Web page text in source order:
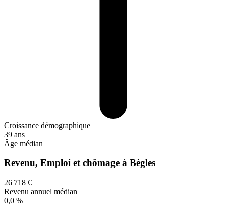
Croissance démographique
39 ans
Âge médian
Revenu, Emploi et chômage à Bègles
26 718 €
Revenu annuel médian
0,0 %